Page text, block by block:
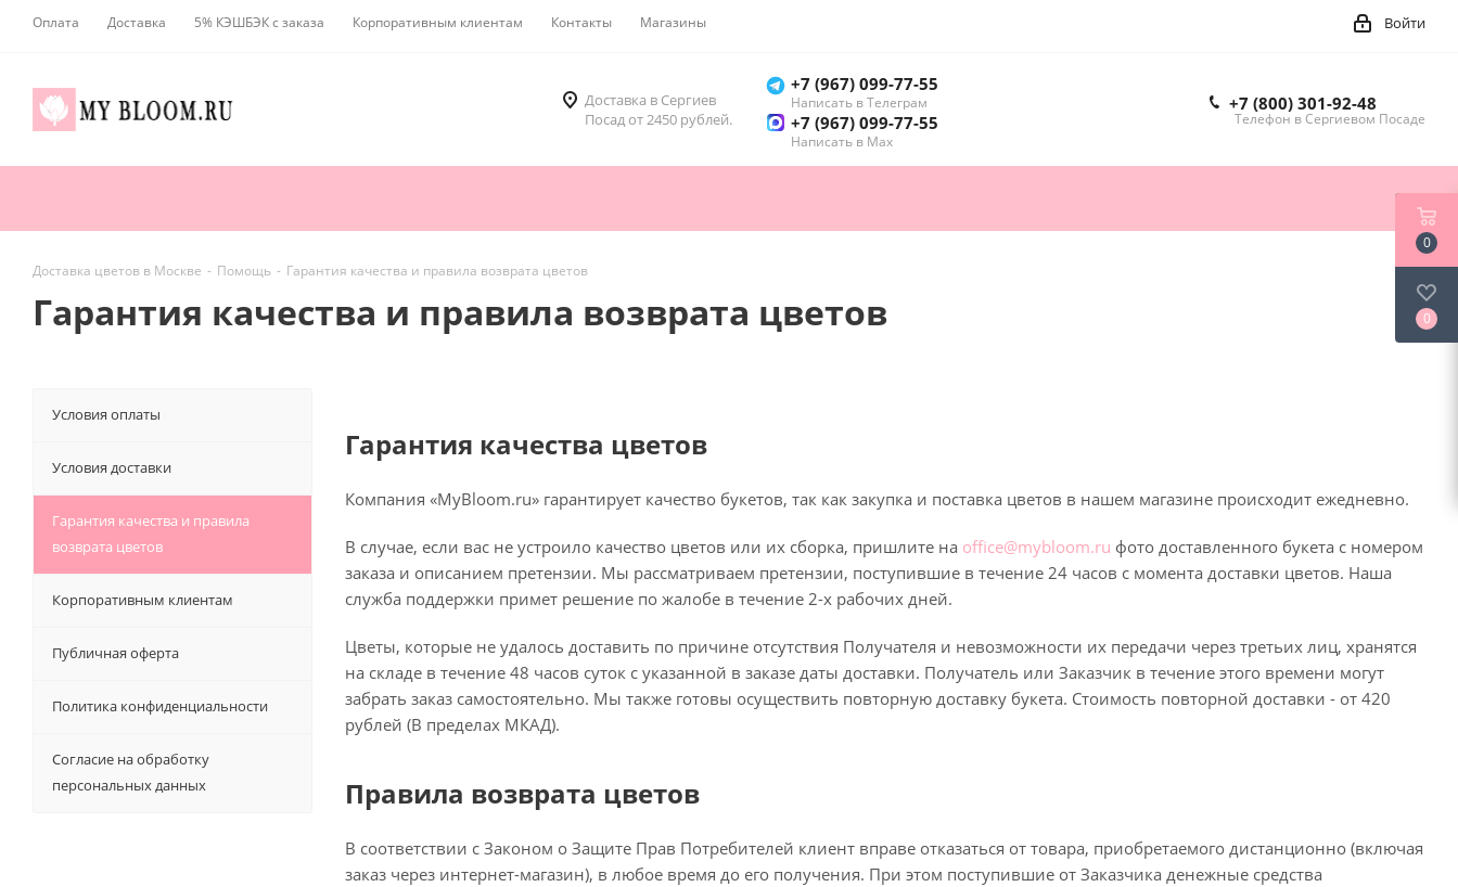
Оплата Доставка 5% КЭШБЭК с заказа Корпоративным клиентам Контакты Магазины Войти
Доставка в Сергиев
Посад от 2450 рублей.
+7 (967) 099-77-55
Написать в Телеграм
+7 (967) 099-77-55
Написать в Мах
+7 (800) 301-92-48
Телефон в Сергиевом Посаде
Доставка цветов в Москве - Помощь - Гарантия качества и правила возврата цветов
Гарантия качества и правила возврата цветов
Гарантия качества цветов
Компания «MyBloom.ru» гарантирует качество букетов, так как закупка и поставка цветов в нашем магазине происходит ежедневно.
В случае, если вас не устроило качество цветов или их сборка, пришлите на office@mybloom.ru фото доставленного букета с номером
заказа и описанием претензии. Мы рассматриваем претензии, поступившие в течение 24 часов с момента доставки цветов. Наша
служба поддержки примет решение по жалобе в течение 2-х рабочих дней.
Цветы, которые не удалось доставить по причине отсутствия Получателя и невозможности их передачи через третьих лиц, хранятся
на складе в течение 48 часов суток с указанной в заказе даты доставки. Получатель или Заказчик в течение этого времени могут
забрать заказ самостоятельно. Мы также готовы осуществить повторную доставку букета. Стоимость повторной доставки - от 420
рублей (В пределах МКАД).
Правила возврата цветов
В соответствии с Законом о Защите Прав Потребителей клиент вправе отказаться от товара, приобретаемого дистанционно (включая
заказ через интернет-магазин), в любое время до его получения. При этом поступившие от Заказчика денежные средства
Условия оплаты
Условия доставки
Гарантия качества и правила
возврата цветов
Корпоративным клиентам
Публичная оферта
Политика конфиденциальности
Согласие на обработку
персональных данных
0
0